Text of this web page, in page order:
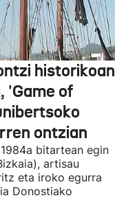
historikoan
'Game of
ontzian
bitartean egin
artisau
eta iroko egurra
Donostiako